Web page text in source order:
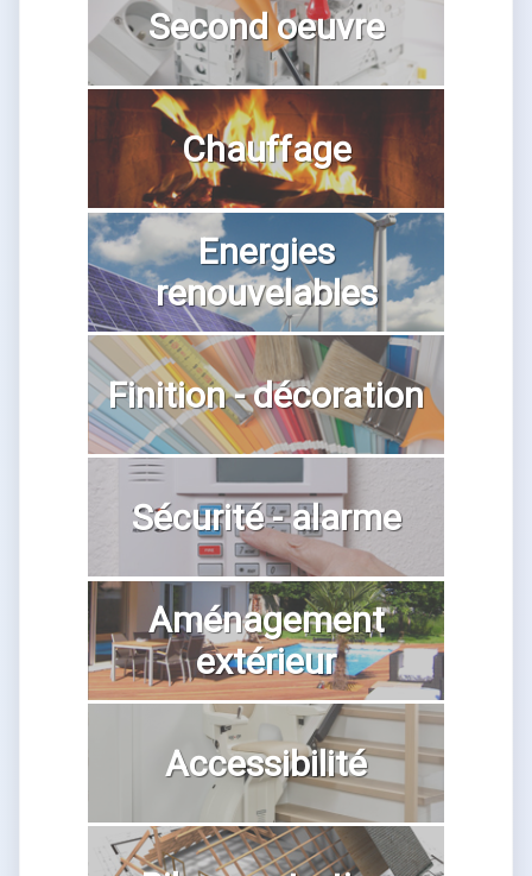
Second oeuvre
Chauffage
Energies
renouvelables
Finition - décoration
Sécurité - alarme
Aménagement
extérieur
Accessibilité